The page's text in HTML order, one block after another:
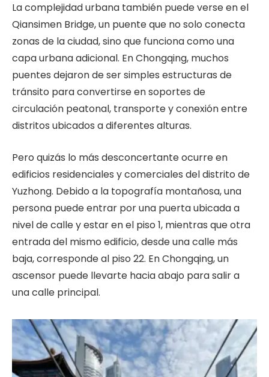
La complejidad urbana también puede verse en el
Qiansimen Bridge, un puente que no solo conecta
zonas de la ciudad, sino que funciona como una
capa urbana adicional. En Chongqing, muchos
puentes dejaron de ser simples estructuras de
tránsito para convertirse en soportes de
circulación peatonal, transporte y conexión entre
distritos ubicados a diferentes alturas.
Pero quizás lo más desconcertante ocurre en
edificios residenciales y comerciales del distrito de
Yuzhong. Debido a la topografía montañosa, una
persona puede entrar por una puerta ubicada a
nivel de calle y estar en el piso 1, mientras que otra
entrada del mismo edificio, desde una calle más
baja, corresponde al piso 22. En Chongqing, un
ascensor puede llevarte hacia abajo para salir a
una calle principal.